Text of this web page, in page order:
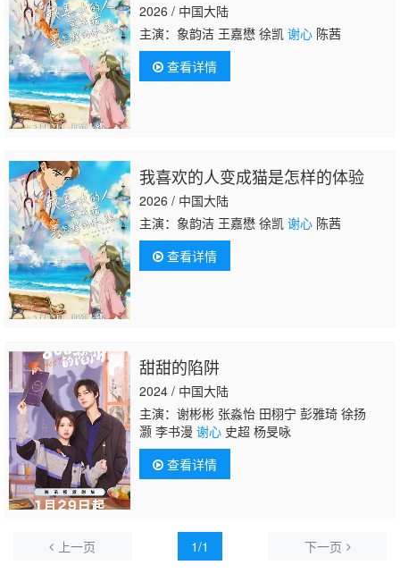
2026 / 中国大陆
主演：象韵洁 王嘉懋 徐凯 谢心陈茜
查看详情
我喜欢的人变成猫是怎样的体验
2026 / 中国大陆
主演：象韵洁 王嘉懋 徐凯 谢心陈茜
查看详情
甜甜的陷阱
2024 / 中国大陆
主演：谢彬彬 张淼怡 田栩宁 彭雅琦 徐扬
灏 李书漫 谢心史超 杨旻咏
查看详情
上一页 1/1 下一页